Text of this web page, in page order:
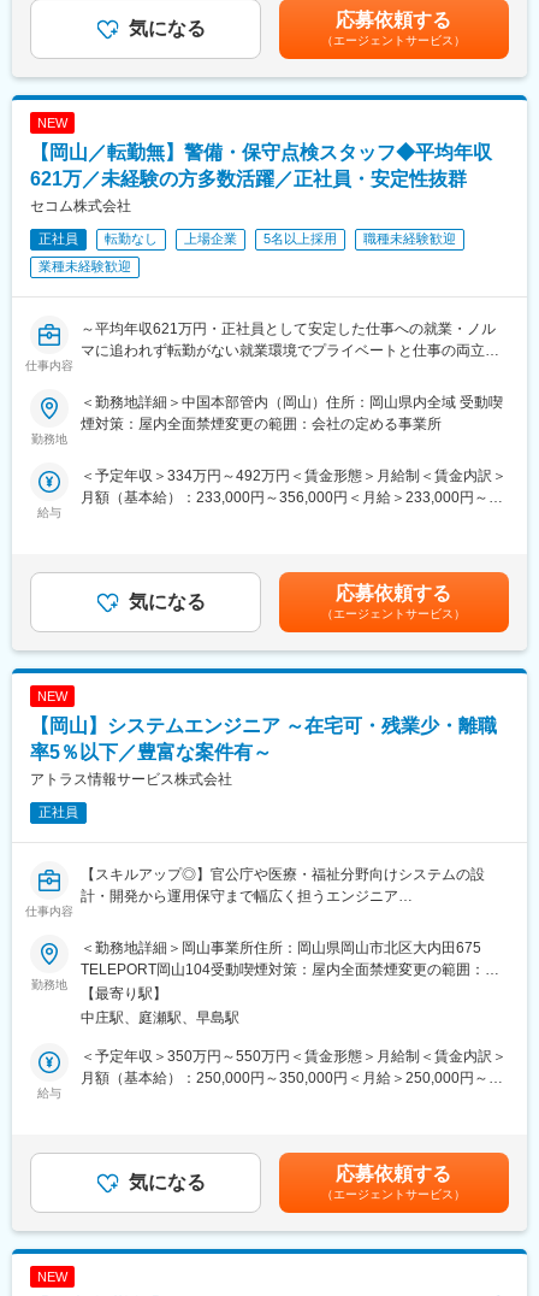
◇クライアント先への移籍ができる移籍制度や、取引先大手メー
カーからのヘッドハンティングなど、実績は多数です。
◇売上規模590億／22,000名規模のグループ会社と、規模の大き
さが魅力。
◇自動車などの輸送機器分野、IT関連や医薬品、環境・エコ関連
います。
◇特に国内の大手自動車メーカーにおいては全ての企業と取引が
あります。
変更の範囲：会社の定める業務
・日常保全（点検、修繕）対応
・定期修理工事の計画、実施、安全管理
・改造／新設工事の施工計画立案、工程／品質／安全／コスト管
理
・協力会社への指示、調整、監督業務
・発注者や現場関係者との打合せ、報告／提案
■当社だからこそ実現できるエンジニアとしての未来がある：
＜お取引社数3,900社＞
同業他社と比較をしても圧倒的なお取引社数を誇る当社。
当社独占のプロジェクトも多数あり、当社だからこそ挑戦できる
仕事があります。
＜FA制度＞
エンジニアの方を対象に社内でのキャリアチェンジを支援する制
度です。
転職をする必要なく、社内での新しいキャリアを形成し、貴方の
■働く環境：
◎全社月平均残業時間：約20時間
◎定年：65歳（その後も契約社員として継続可能）
・24時間365日好きな時間に技術系動画や勉強が可能です。
・Zoomにて技術研修を月数回開催。プログラミングや設計など幅
広いトピックスを用意しています。
て給与UPが行われる仕組みです。
変更の範囲：会社の定める業務
給：年1回（4月）賃金はあくまでも目安の金額であり、選考を通
じて上下する可能性があります。月給(月額)は固定手当を含めた表
気になる 応募依頼する
（エージェントサービス）
NEW
【岡山／転勤無】警備・保守点検スタッフ◆平均年収
621万／未経験の方多数活躍／正社員・安定性抜群
セコム株式会社
正社員 転勤なし 上場企業 5名以上採用
職種未経験歓迎
業種未経験歓迎
仕事内容
～平均年収621万円・正社員として安定した仕事への就業・ノル
マに追われず転勤がない就業環境でプライベートと仕事の両立が
■業務概要
機械警備サービスに携わるスタッフを「ビートエンジニア
ご契約先に設置された防犯センサーが異常を検知した際や、火災
信号、救急信号を受信した際に、コントロールセンターの指示で
被害の拡大防止や未然の防止が目的のため危険を冒すことはござ
いません。
■業務詳細
・駆け付け対処：個人宅やATM、交通事故現場へ駆けつけての一
・保守点検：センサーや電池の交換。
・その他：緊急対処、巡回、警備強化の提案等
■セコムで働く魅力
★評価制度※平均年収621万
資格級や年齢により毎年昇給のチャンスがあります。自身の頑張
りが給与として評価される仕組みです。
★プライベートと両立
年間を通して自由な時期に取得できる柔軟な休暇制度「フレック
イフスタイルに合わせた幅広い働き方と長期就業が可能です。
★キャリアステップ
入社後は「警備職、営業職、事務職」などでそれぞれのキャリア
を歩むことが可能です。
https://www.secom.co.jp/recruit/01/style/interview01.html
か月で基礎研修、1年半で中堅研修、3～5年で管理職研修等手厚
く研修をご用意しています。
・入社後研修詳細
期間：4泊5日
場所：当社の研修施設セコムHDセンター
勤務地
＜勤務地詳細＞中国本部管内（岡山）住所：岡山県内全域 受動喫
煙対策：屋内全面禁煙変更の範囲：会社の定める事業所
給与
＜予定年収＞334万円～492万円＜賃金形態＞月給制＜賃金内訳＞
月額（基本給）：233,000円～356,000円＜月給＞233,000円～
気になる 応募依頼する
（エージェントサービス）
NEW
【岡山】システムエンジニア ～在宅可・残業少・離職
率5％以下／豊富な案件有～
アトラス情報サービス株式会社
正社員
仕事内容
【スキルアップ◎】官公庁や医療・福祉分野向けシステムの設
計・開発から運用保守まで幅広く担うエンジニア
盤、離職率5％以下で長期的なキャリア形成が可能！
■業務概要：
官公庁の基幹システムや保健・福祉・介護・医療分野のソリュー
ションを提供するITベンダーで、一括請負の受託案件の開発、ま
たは客先での設計・開発から運用保守までの工程をお任せしま
す。こちらの案件では、金融系システムの開発を中心としてお任
せいたします。
・担当職務…詳細設計やプログラミング、テストから開始し、将
来的には上流工程も含めプロジェクトをお任せします。
・使用言語：Java、PL／SQL／DB：ORACLE、MySQL／開発環
勤務地
＜勤務地詳細＞岡山事業所住所：岡山県岡山市北区大内田675
TELEPORT岡山104受動喫煙対策：屋内全面禁煙変更の範囲：会
社の定める事業所
【最寄り駅】
中庄駅、庭瀬駅、早島駅
給与
＜予定年収＞350万円～550万円＜賃金形態＞月給制＜賃金内訳＞
月額（基本給）：250,000円～350,000円＜月給＞250,000円～
気になる 応募依頼する
（エージェントサービス）
NEW